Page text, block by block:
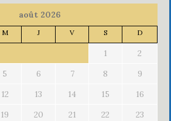
août 2026
M J V S D
1
2
5 6 7 8
9
12 13 14 15
16
19 20 21 22
23